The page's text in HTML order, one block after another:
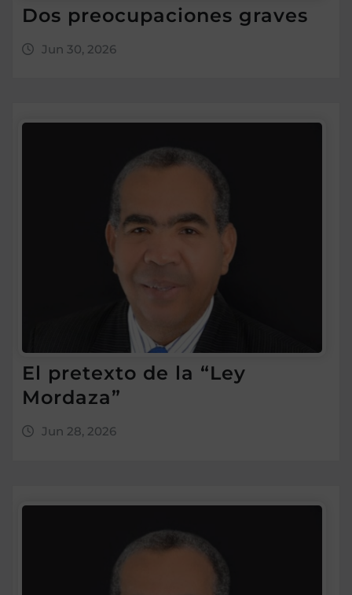
Dos preocupaciones graves
Jun 30, 2026
El pretexto de la “Ley
Mordaza”
Jun 28, 2026